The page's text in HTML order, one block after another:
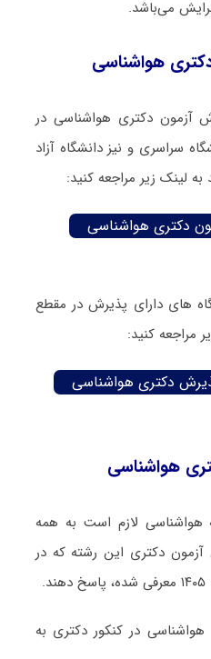
می‌باشد.
هواشناسی
دکتری هواشناسی در
سراسری و نیز دانشگاه آزاد
دکتری هواشناسی
های دارای پذیرش در مقطع
مراجعه کنید:
دکتری هواشناسی
هواشناسی
هواشناسی لازم است به همه
دکتری این رشته که در
در کنکور دکتری به